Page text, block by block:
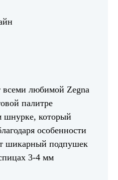
любимой Zegna
палитре
который
особенности
шикарный подпушек
3-4 мм